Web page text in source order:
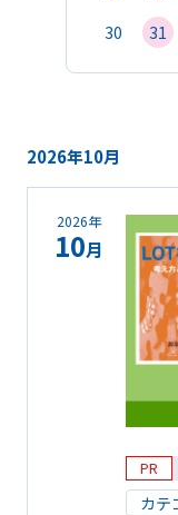
30
31
2026年10月
2026年
10月
PR
カテ